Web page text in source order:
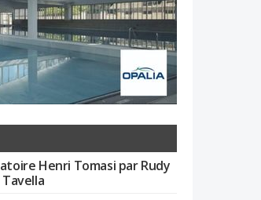
Henri Tomasi par Rudy